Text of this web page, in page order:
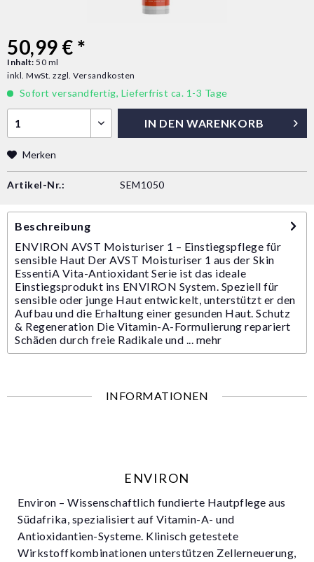
50,99 € *
Inhalt: 50 ml
inkl. MwSt. zzgl. Versandkosten
Sofort versandfertig, Lieferfrist ca. 1-3 Tage
IN DEN WARENKORB
Merken
Artikel-Nr.: SEM1050
Beschreibung
ENVIRON AVST Moisturiser 1 – Einstiegspflege für
sensible Haut Der AVST Moisturiser 1 aus der Skin
EssentiA Vita-Antioxidant Serie ist das ideale
Einstiegsprodukt ins ENVIRON System. Speziell für
sensible oder junge Haut entwickelt, unterstützt er den
Aufbau und die Erhaltung einer gesunden Haut. Schutz
& Regeneration Die Vitamin-A-Formulierung repariert
Schäden durch freie Radikale und ... mehr
INFORMATIONEN
ENVIRON
Environ – Wissenschaftlich fundierte Hautpflege aus
Südafrika, spezialisiert auf Vitamin-A- und
Antioxidantien-Systeme. Klinisch getestete
Wirkstoffkombinationen unterstützen Zellerneuerung,